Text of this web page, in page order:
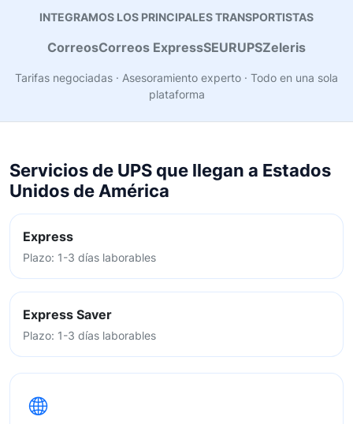
INTEGRAMOS LOS PRINCIPALES TRANSPORTISTAS
CorreosCorreos ExpressSEURUPSZeleris
Tarifas negociadas · Asesoramiento experto · Todo en una sola
plataforma
Servicios de UPS que llegan a Estados
Unidos de América
Express
Plazo: 1-3 días laborables
Express Saver
Plazo: 1-3 días laborables